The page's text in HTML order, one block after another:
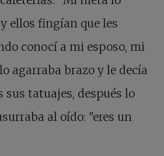
ellos fingían que les
conocí a mi esposo, mi
agarraba brazo y le decía
sus tatuajes, después lo
al oído: "eres un